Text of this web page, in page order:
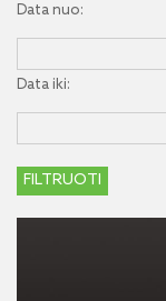
Data nuo:
Data iki: